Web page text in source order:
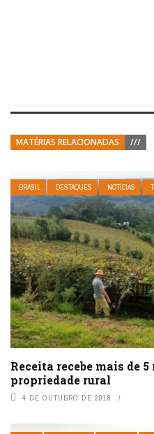
MATÉRIAS RELACIONADAS ///
BRASIL DESTAQUES NOTÍCIAS
Receita recebe mais de
propriedade rural
4 DE OUTUBRO DE 2018